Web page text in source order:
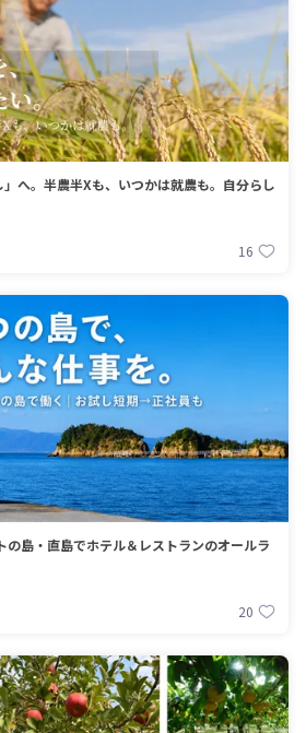
へ。半農半Xも、いつかは就農も。自分らし
16
の島・直島でホテル＆レストランのオールラ
20